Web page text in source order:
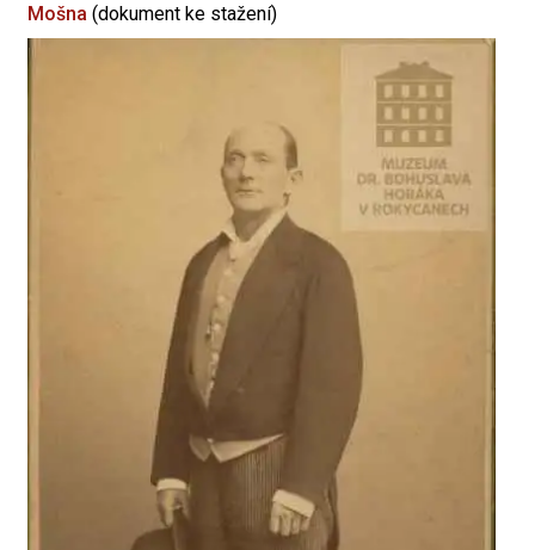
Mošna (dokument ke stažení)